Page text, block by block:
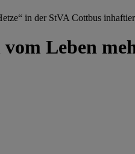
in der StVA Cottbus
Leben